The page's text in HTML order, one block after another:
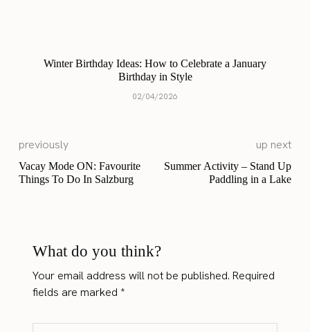
Winter Birthday Ideas: How to Celebrate a January
Birthday in Style
02/04/2026
previously
Vacay Mode ON: Favourite
Things To Do In Salzburg
up next
Summer Activity – Stand Up
Paddling in a Lake
What do you think?
Your email address will not be published. Required
fields are marked*